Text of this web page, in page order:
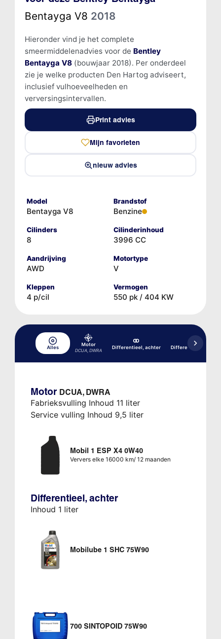
Bentayga V8 2018
Hieronder vind je het complete
smeermiddelenadvies voor de Bentley
Bentayga V8(bouwjaar 2018). Per onderdeel
zie je welke producten Den Hartog adviseert,
inclusief vulhoeveelheden en
verversingsintervallen.
Print advies
Mijn favorieten
nieuw advies
Model
Bentayga V8
Brandstof
Benzine
Cilinders
8
Cilinderinhoud
3996 CC
Aandrijving
AWD
Motortype
V
Kleppen
4 p/cil
Vermogen
550 pk / 404 KW
Alles
Motor
DCUA, DWRA
Differentieel, achter Differentieel, voor
Motor DCUA, DWRA
Fabrieksvulling Inhoud 11 liter
Service vulling Inhoud 9,5 liter
Mobil 1 ESP X4 0W40
Ververs elke 16000 km/ 12 maanden
Differentieel, achter
Inhoud 1 liter
Mobilube 1 SHC 75W90
700 SINTOPOID 75W90